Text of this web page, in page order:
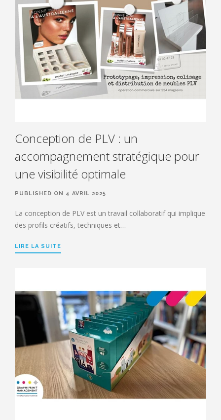
Conception de PLV : un
accompagnement stratégique pour
une visibilité optimale
PUBLISHED ON 4 AVRIL 2025
La conception de PLV est un travail collaboratif qui implique
des profils créatifs, techniques et…
LIRE LA SUITE